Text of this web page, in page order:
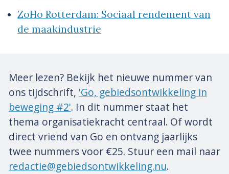
ZoHo Rotterdam: Sociaal rendement van
de maakindustrie
Meer lezen? Bekijk het nieuwe nummer van
ons tijdschrift, 'Go, gebiedsontwikkeling in
beweging #2'. In dit nummer staat het
thema organisatiekracht centraal. Of wordt
direct vriend van Go en ontvang jaarlijks
twee nummers voor €25. Stuur een mail naar
redactie@gebiedsontwikkeling.nu.